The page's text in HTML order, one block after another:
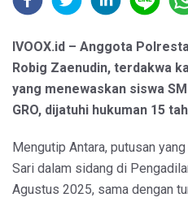
IVOOX.id – Anggota
Robig Zaenudin, terdakwa
yang menewaskan siswa
GRO, dijatuhi hukuman 15
Mengutip Antara, putusan
Sari dalam sidang di
Agustus 2025, sama dengan